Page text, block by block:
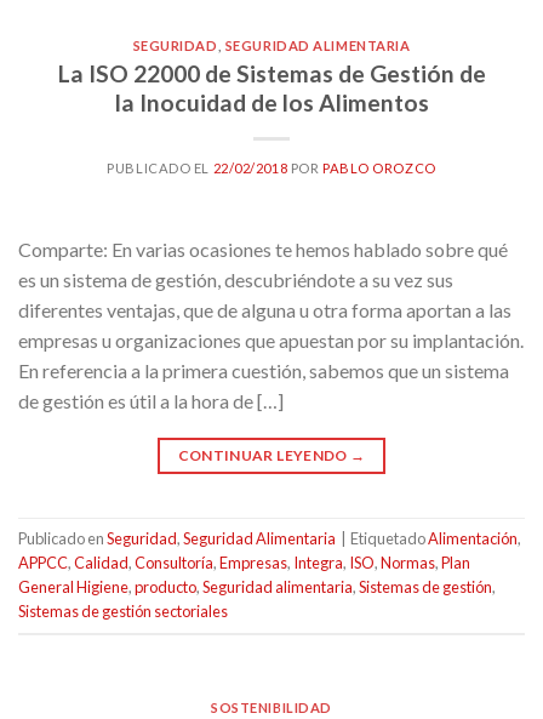
SEGURIDAD SEGURIDAD ALIMENTARIA
La ISO 22000 de Sistemas de Gestión de
la Inocuidad de los Alimentos
PUBLICADO EL 22/02/2018 POR PABLO OROZCO
Comparte: En varias ocasiones te hemos hablado sobre qué
es un sistema de gestión, descubriéndote a su vez sus
diferentes ventajas, que de alguna u otra forma aportan a las
empresas u organizaciones que apuestan por su implantación.
En referencia a la primera cuestión, sabemos que un sistema
de gestión es útil a la hora de […]
CONTINUAR LEYENDO →
Publicado enSeguridad,Seguridad Alimentaria EtiquetadoAlimentación,
APPCC,Calidad,Consultoría,Empresas, Integra, ISO,Normas,Plan
General Higiene,producto,Seguridad alimentaria,Sistemas de gestión,
Sistemas de gestión sectoriales
SOSTENIBILIDAD